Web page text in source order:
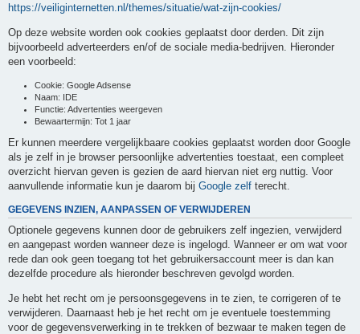
https://veiliginternetten.nl/themes/situatie/wat-zijn-cookies/
Op deze website worden ook cookies geplaatst door derden. Dit zijn
bijvoorbeeld adverteerders en/of de sociale media-bedrijven. Hieronder
een voorbeeld:
Cookie: Google Adsense
Naam: IDE
Functie: Advertenties weergeven
Bewaartermijn: Tot 1 jaar
Er kunnen meerdere vergelijkbaare cookies geplaatst worden door Google
als je zelf in je browser persoonlijke advertenties toestaat, een compleet
overzicht hiervan geven is gezien de aard hiervan niet erg nuttig. Voor
aanvullende informatie kun je daarom bij Google zelf terecht.
GEGEVENS INZIEN, AANPASSEN OF VERWIJDEREN
Optionele gegevens kunnen door de gebruikers zelf ingezien, verwijderd
en aangepast worden wanneer deze is ingelogd. Wanneer er om wat voor
rede dan ook geen toegang tot het gebruikersaccount meer is dan kan
dezelfde procedure als hieronder beschreven gevolgd worden.
Je hebt het recht om je persoonsgegevens in te zien, te corrigeren of te
verwijderen. Daarnaast heb je het recht om je eventuele toestemming
voor de gegevensverwerking in te trekken of bezwaar te maken tegen de